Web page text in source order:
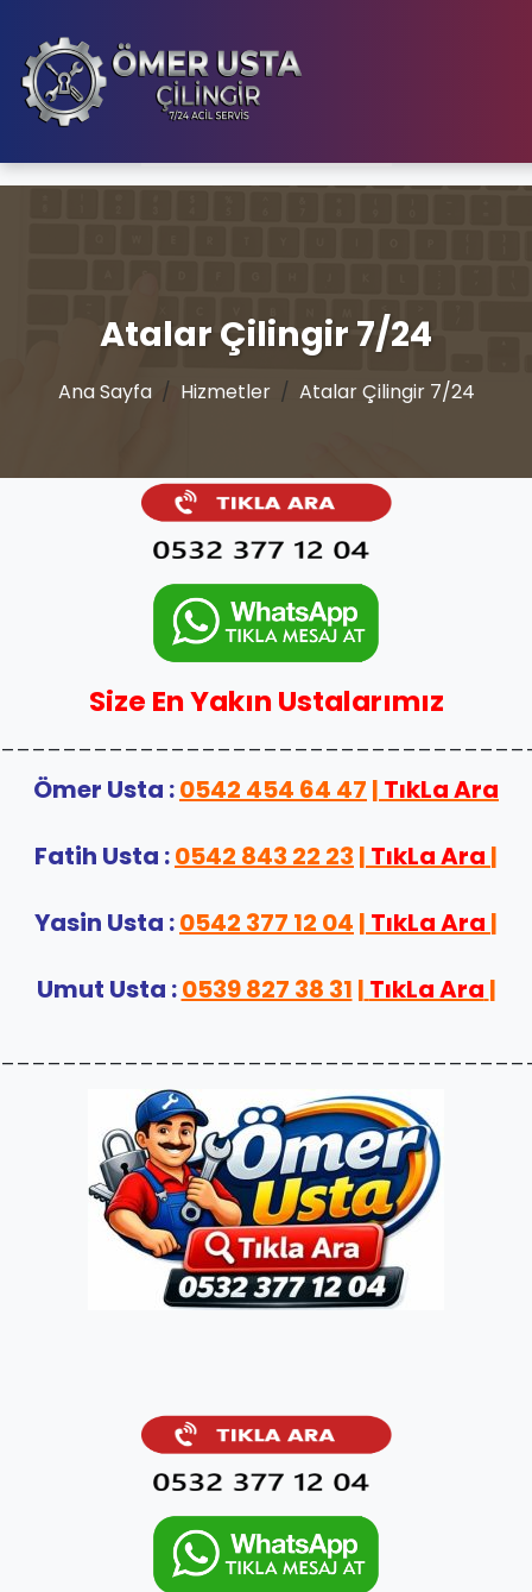
Atalar Çilingir 7/24
Ana Sayfa Hizmetler Atalar Çilingir 7/24
Size En Yakın Ustalarımız
Ömer Usta :0542 454 64 47 | TıkLa Ara
Fatih Usta :0542 843 22 23 | TıkLa Ara |
Yasin Usta :0542 377 12 04 | TıkLa Ara |
Umut Usta :0539 827 38 31 | TıkLa Ara |